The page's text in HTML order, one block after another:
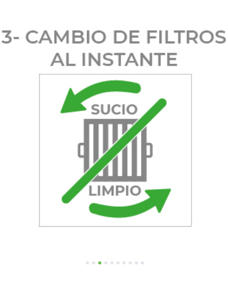
1 2 3 4 5 6 7 8 9 10